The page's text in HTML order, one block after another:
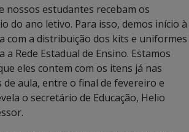
nossos estudantes recebam os
do ano letivo. Para isso, demos início à
com a distribuição dos kits e uniformes
a Rede Estadual de Ensino. Estamos
eles contem com os itens já nas
de aula, entre o final de fevereiro e
o secretário de Educação, Helio